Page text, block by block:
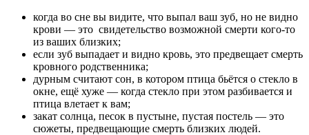
когда во сне вы видите, что выпал ваш зуб, но не видно
крови — это свидетельство возможной смерти кого-то
из ваших близких;
если зуб выпадает и видно кровь, это предвещает смерть
кровного родственника;
дурным считают сон, в котором птица бьётся о стекло в
окне, ещё хуже — когда стекло при этом разбивается и
птица влетает к вам;
закат солнца, песок в пустыне, пустая постель — это
сюжеты, предвещающие смерть близких людей.